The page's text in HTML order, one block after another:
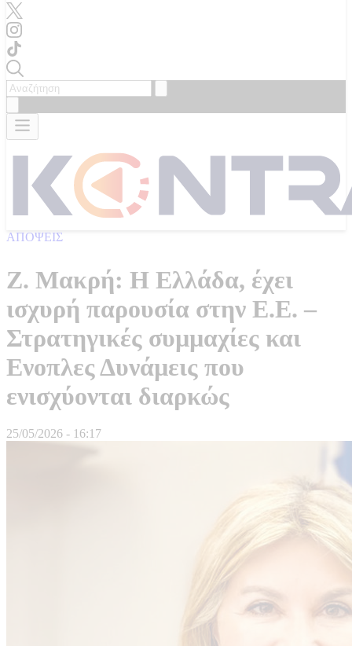
ΑΠΟΨΕΙΣ
Ζ. Μακρή: Η Ελλάδα, έχει
ισχυρή παρουσία στην Ε.Ε. –
Στρατηγικές συµµαχίες και
Ενοπλες Δυνάµεις που
ενισχύονται διαρκώς
25/05/2026 - 16:17